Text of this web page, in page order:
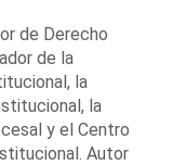
de Derecho
de la
la
la
y el Centro
Autor